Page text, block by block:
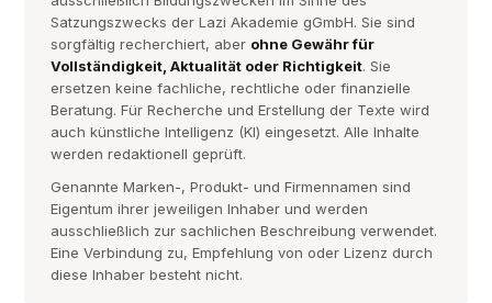
Satzungszwecks der Lazi Akademie gGmbH. Sie sind
sorgfältig recherchiert, aber ohne Gewähr für
Vollständigkeit, Aktualität oder Richtigkeit. Sie
ersetzen keine fachliche, rechtliche oder finanzielle
Beratung. Für Recherche und Erstellung der Texte wird
auch künstliche Intelligenz (KI) eingesetzt. Alle Inhalte
werden redaktionell geprüft.
Genannte Marken-, Produkt- und Firmennamen sind
Eigentum ihrer jeweiligen Inhaber und werden
ausschließlich zur sachlichen Beschreibung verwendet.
Eine Verbindung zu, Empfehlung von oder Lizenz durch
diese Inhaber besteht nicht.